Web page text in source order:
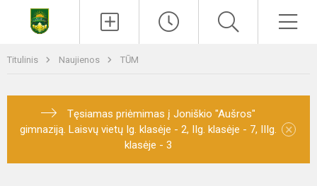
Titulinis Naujienos TŪM
Tęsiamas priėmimas į Joniškio "Aušros"
gimnaziją. Laisvų vietų Ig. klasėje - 2, IIg. klasėje - 7, IIIg.
klasėje - 3
×